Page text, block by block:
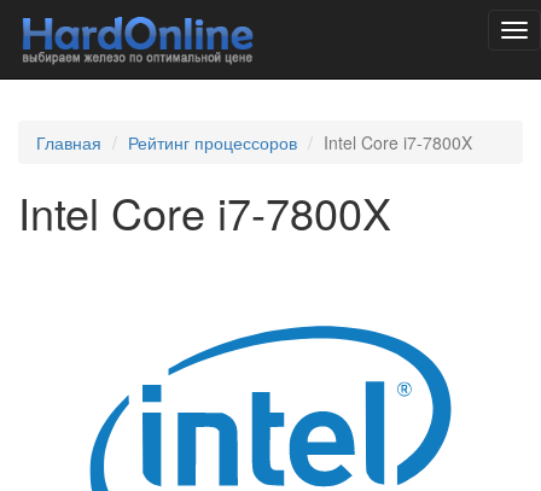
Главная Рейтинг процессоров Intel Core i7-7800X
Intel Core i7-7800X